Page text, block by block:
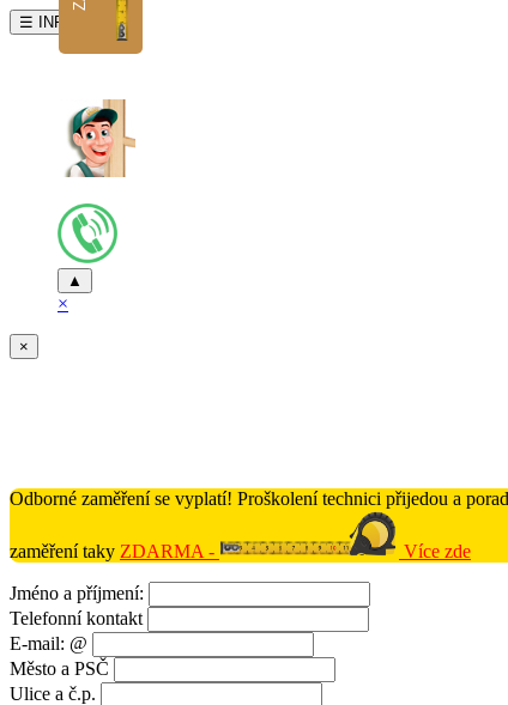
☰ INFO
▲
×
×
Odborné zaměření se vyplatí! Proškolení technici přijedou a
zaměření taky ZDARMA - Více zde
Jméno a příjmení:
Telefonní kontakt
E-mail: @
Město a PSČ
Ulice a č.p.